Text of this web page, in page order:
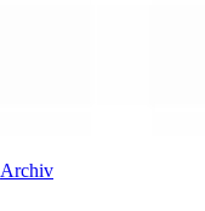
Archiv